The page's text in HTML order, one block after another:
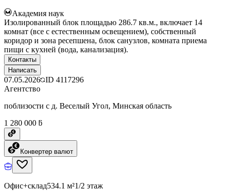
Академия наук
Изолированный блок площадью 286.7 кв.м., включает 14
комнат (все с естественным освещением), собственный
коридор и зона ресепшена, блок санузлов, комната приема
пищи с кухней (вода, канализация).
Контакты
Написать
07.05.2026 ID 4117296
Агентство
поблизости с д. Веселый Угол, Минская область
1 280 000 ƃ
Конвертер валют
Офис+склад534.1 м²1/2 этаж